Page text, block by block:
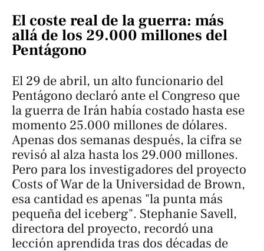
El coste real de la guerra: más
allá de los 29.000 millones del
Pentágono
El 29 de abril, un alto funcionario del
Pentágono declaró ante el Congreso que
la guerra de Irán había costado hasta ese
momento 25.000 millones de dólares.
Apenas dos semanas después, la cifra se
revisó al alza hasta los 29.000 millones.
Pero para los investigadores del proyecto
Costs of War de la Universidad de Brown,
esa cantidad es apenas "la punta más
pequeña del iceberg". Stephanie Savell,
directora del proyecto, recordó una
lección aprendida tras dos décadas de